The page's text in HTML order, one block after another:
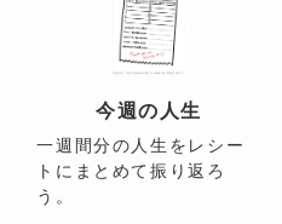
今週の人生
一週間分の人生をレシー
トにまとめて振り返ろ
う。